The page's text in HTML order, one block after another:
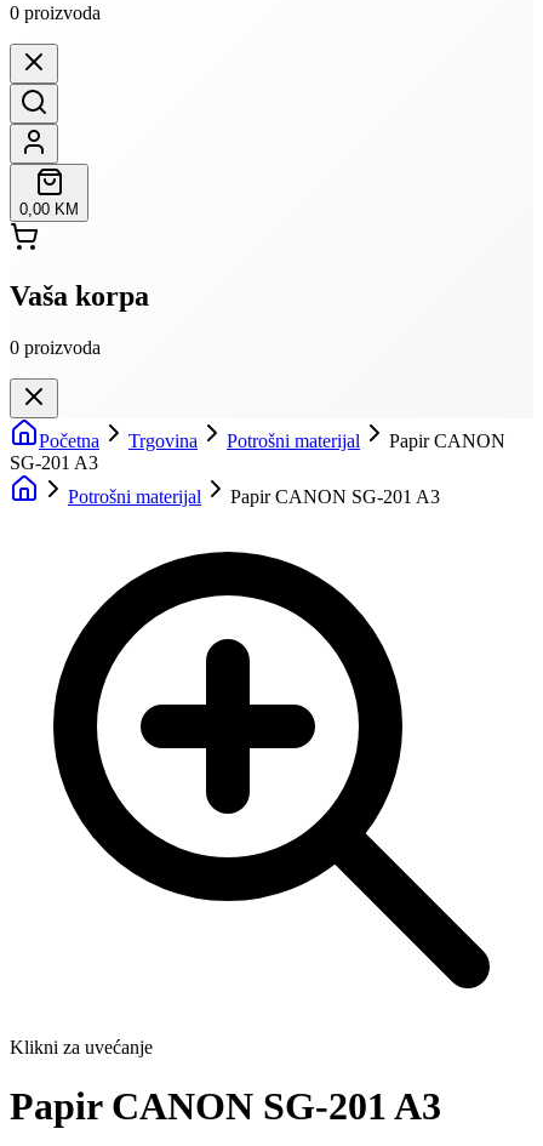
0 proizvoda
0,00 KM
Vaša korpa
0 proizvoda
Početna Trgovina Potrošni materijal
Papir CANON
SG-201 A3
Potrošni materijal
Papir CANON SG-201 A3
Klikni za uvećanje
Papir CANON SG-201 A3